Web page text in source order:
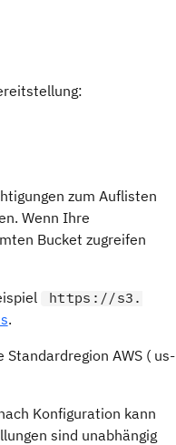
zum Auflisten
Wenn Ihre
Bucket zugreifen
https://s3.
.
Standardregion AWS ( us-
Konfiguration kann
sind unabhängig